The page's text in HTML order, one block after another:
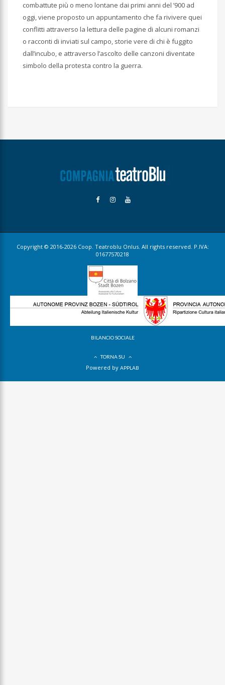
combattute più o meno lontane dai primi anni del ’900 ad
oggi, viene proposto un appuntamento che fa rivivere quei
conflitti attraverso la lettura delle pagine di alcuni romanzi
o racconti di inviati sul campo, storie vere di chi è fuggito
dall’incubo, e attraverso l’ascolto delle canzoni diventate
simbolo della protesta contro la guerra.
Copyright © 2016-2026 Coop. Teatroblu Onlus. All rights reserved. P.IVA:
01677570218
BILANCIO SOCIALE
TORNA SU
Powered by APPLAB